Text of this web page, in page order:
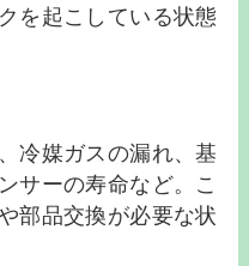
を起こしている状態
冷媒ガスの漏れ、基
サーの寿命など。こ
部品交換が必要な状